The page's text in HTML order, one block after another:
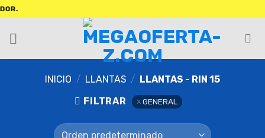
INICIO / LLANTAS / LLANTAS - RIN 15
FILTRAR
GENERAL